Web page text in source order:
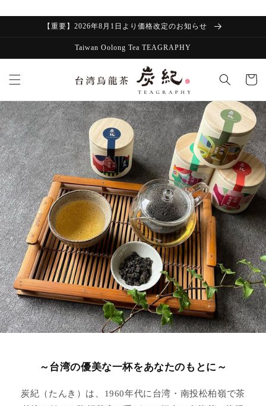
ツに進む
【重要】2026年8月1日より価格改定のお知らせ
Taiwan Oolong Tea TEAGRAPHY
ー
～台湾の優美な一杯をあなたのもとに～
炭紀（たんき）は、1960年代に台湾・南投松柏嶺で茶